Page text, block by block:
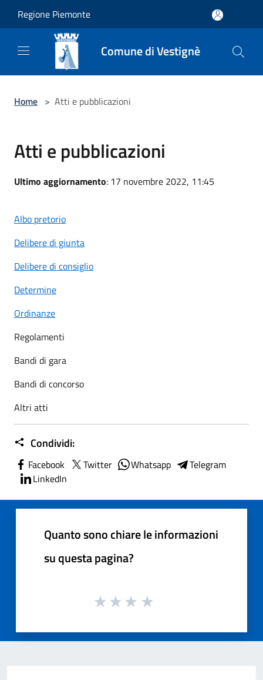
Regione Piemonte
Comune di Vestignè
Home > Atti e pubblicazioni
Atti e pubblicazioni
Ultimo aggiornamento: 17 novembre 2022, 11:45
Albo pretorio
Delibere di giunta
Delibere di consiglio
Determine
Ordinanze
Regolamenti
Bandi di gara
Bandi di concorso
Altri atti
Condividi:
Facebook Twitter Whatsapp
Telegram
LinkedIn
Quanto sono chiare le informazioni
su questa pagina?